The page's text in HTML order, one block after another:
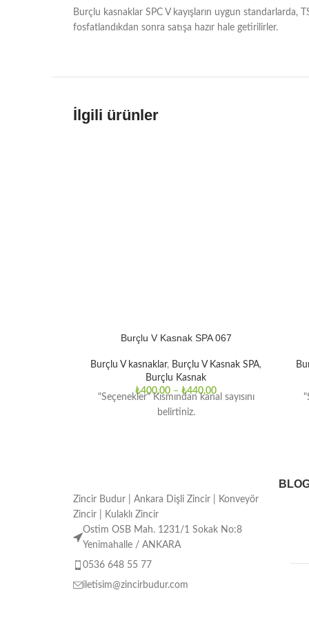
Burçlu kasnaklar SPC V kayışların uygun
fosfatlandıkdan sonra satışa hazır hale getirilirler.
İlgili ürünler
Burçlu V Kasnak SPA 067
Burçlu V kasnaklar, Burçlu V Kasnak SPA,
Burçlu Kasnak
₺400,00 – ₺440,00
"Seçenekler" Kısmından kanal sayısını
belirtiniz.
Zincir Budur | Ankara Dişli Zincir | Konveyör
Zincir | Kulaklı Zincir
Ostim OSB Mah. 1231/1 Sokak No:8
Yenimahalle / ANKARA
0536 648 55 77
iletisim@zincirbudur.com